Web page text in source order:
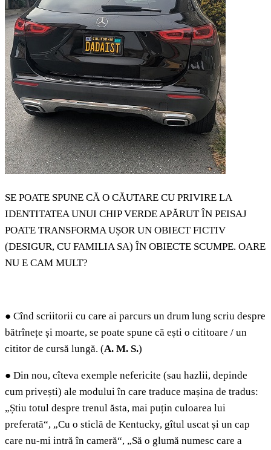
SE POATE SPUNE CĂ O CĂUTARE CU PRIVIRE LA
IDENTITATEA UNUI CHIP VERDE APĂRUT ÎN PEISAJ
POATE TRANSFORMA UȘOR UN OBIECT FICTIV
(DESIGUR, CU FAMILIA SA) ÎN OBIECTE SCUMPE. OARE
NU E CAM MULT?
● Cînd scriitorii cu care ai parcurs un drum lung scriu despre
bătrînețe și moarte, se poate spune că ești o cititoare / un
cititor de cursă lungă. (A. M. S.)
● Din nou, cîteva exemple nefericite (sau hazlii, depinde
cum privești) ale modului în care traduce mașina de tradus:
„Știu totul despre trenul ăsta, mai puțin culoarea lui
preferată“, „Cu o sticlă de Kentucky, gîtul uscat și un cap
care nu-mi intră în cameră“, „Să o glumă numesc care a